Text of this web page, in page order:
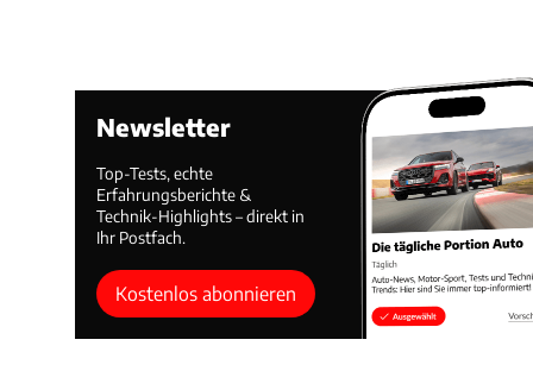
Newsletter
Top-Tests, echte
Erfahrungsberichte &
Technik-Highlights – direkt in
Ihr Postfach.
Kostenlos abonnieren